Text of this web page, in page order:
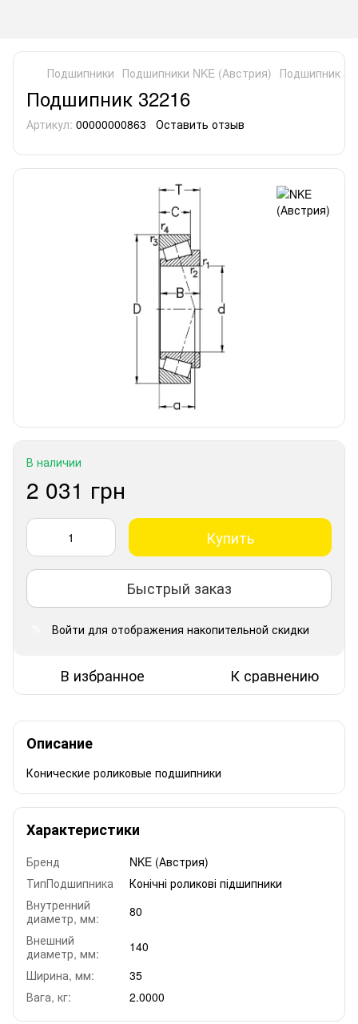
Подшипники Подшипники NKE (Австрия) Подшипник
Подшипник 32216
Артикул: 00000000863 Оставить отзыв
В наличии
2 031 грн
Купить
Быстрый заказ
Войти для отображения накопительной скидки
В избранное К сравнению
Описание
Конические роликовые подшипники
Характеристики
Бренд
NKE (Австрия)
ТипПодшипника
Конічні роликові підшипники
Внутренний
диаметр, мм:
80
Внешний
диаметр, мм:
140
Ширина, мм:
35
Вага, кг:
2.0000